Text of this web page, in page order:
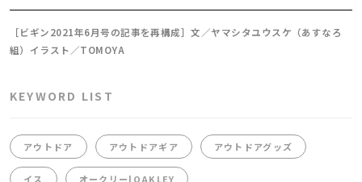
［ビギン2021年6月号の記事を再構成］文／ヤマシタユウスケ（あすなろ
組）イラスト／TOMOYA
KEYWORD LIST
アウトドア アウトドアギア アウトドアグッズ
イス オークリー|OAKLEY